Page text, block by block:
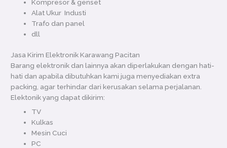
Kompresor & genset
Alat Ukur Industi
Trafo dan panel
dll
Jasa Kirim Elektronik Karawang Pacitan
Barang elektronik dan lainnya akan diperlakukan dengan hati-
hati dan apabila dibutuhkan kami juga menyediakan extra
packing, agar terhindar dari kerusakan selama perjalanan.
Elektonik yang dapat dikirim:
TV
Kulkas
Mesin Cuci
PC